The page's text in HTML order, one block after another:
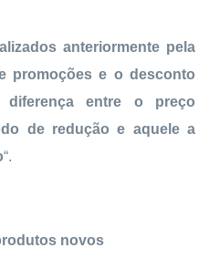
anteriormente pela
promoções e o desconto
entre o preço
de redução e aquele a
“.
novos